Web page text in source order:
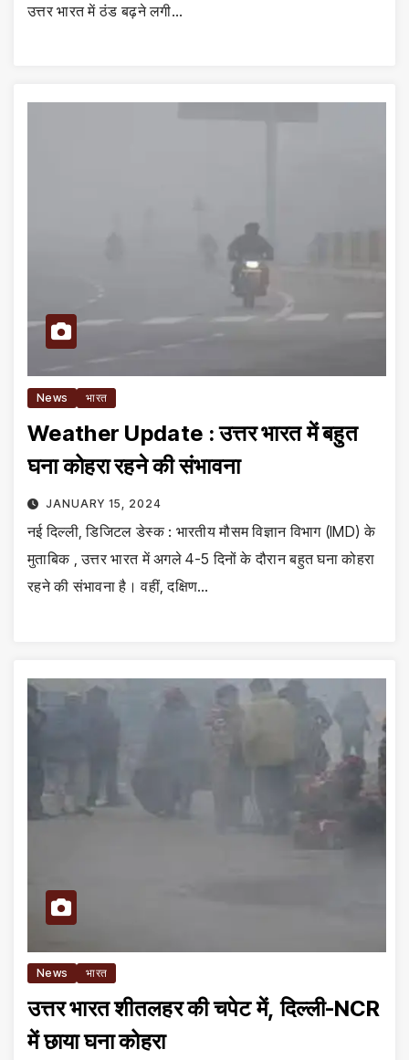
उत्तर भारत में ठंड बढ़ने लगी…
News भारत
Weather Update : उत्तर भारत में बहुत
घना कोहरा रहने की संभावना
JANUARY 15, 2024
नई दिल्ली, डिजिटल डेस्क : भारतीय मौसम विज्ञान विभाग (IMD) के
मुताबिक , उत्तर भारत में अगले 4-5 दिनों के दौरान बहुत घना कोहरा
रहने की संभावना है। वहीं, दक्षिण…
News भारत
उत्तर भारत शीतलहर की चपेट में, दिल्ली-NCR
में छाया घना कोहरा